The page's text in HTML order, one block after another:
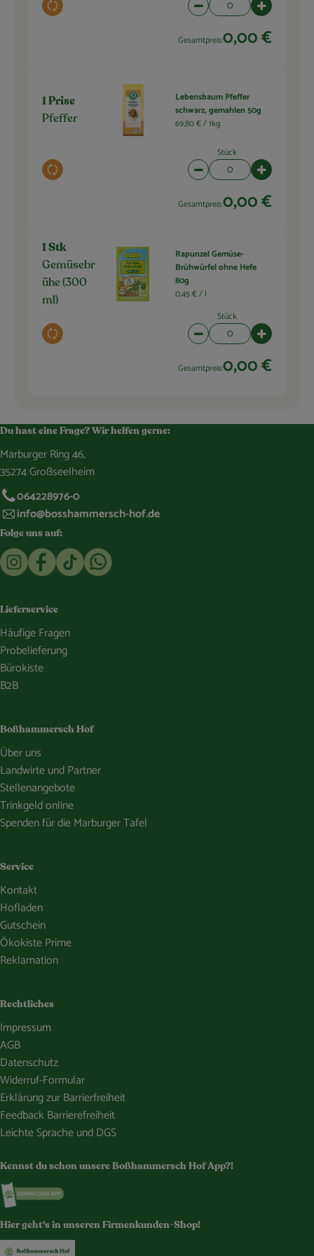
Auswahl ändern Artikelanzahl verringern
Gesamtpreis:0,00 €
1 Prise
Pfeffer
Auswahl ändern
Lebensbaum Pfeffer
schwarz, gemahlen 50g
69,80 € /1kg
Stück
Artikelanzahl verringern
Gesamtpreis:0,00 €
1 Stk
Gemüsebr
ühe (300
ml)
Auswahl ändern
Rapunzel Gemüse-
Brühwürfel ohne Hefe
80g
0,45 € / l
Stück
Artikelanzahl verringern
Gesamtpreis:0,00 €
Du hast eine Frage? Wir helfen gerne:
Marburger Ring 46,
35274 Großseelheim
064228976-0
info@bosshammersch-hof.de
Folge uns auf:
Externer Link zu https://www.instagram.com/
Externer Link zu https://www.facebook.com/
Externer Link zu https://www.tiktok.com/
Externer Link zu https://whatsapp.com/
Lieferservice
Häufige Fragen
Probelieferung
Bürokiste
B2B
Boßhammersch Hof
Über uns
Landwirte und Partner
Stellenangebote
Trinkgeld online
Spenden für die Marburger Tafel
Service
Kontakt
Hofladen
Gutschein
Ökokiste Prime
Reklamation
Rechtliches
Impressum
AGB
Datenschutz
Widerruf-Formular
Erklärung zur Barrierfreiheit
Feedback Barrierefreiheit
Leichte Sprache und DGS
Kennst du schon unsere Boßhammersch Hof App?!
Externer Link zu https://www.bosshammersch-
Hier geht's in unseren Firmenkunden-Shop!